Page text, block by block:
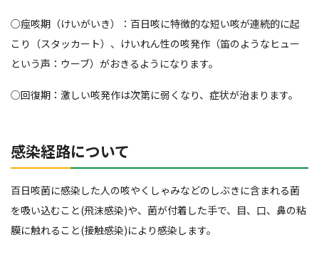
○痙咳期（けいがいき）：百日咳に特徴的な短い咳が連続的に起
こり（スタッカート）、けいれん性の咳発作（笛のようなヒュー
という声：ウーブ）がおきるようになります。
○回復期：激しい咳発作は次第に弱くなり、症状が治まります。
感染経路について
百日咳菌に感染した人の咳やくしゃみなどのしぶきに含まれる菌
を吸い込むこと(飛沫感染)や、菌が付着した手で、目、口、鼻の粘
膜に触れること(接触感染)により感染します。